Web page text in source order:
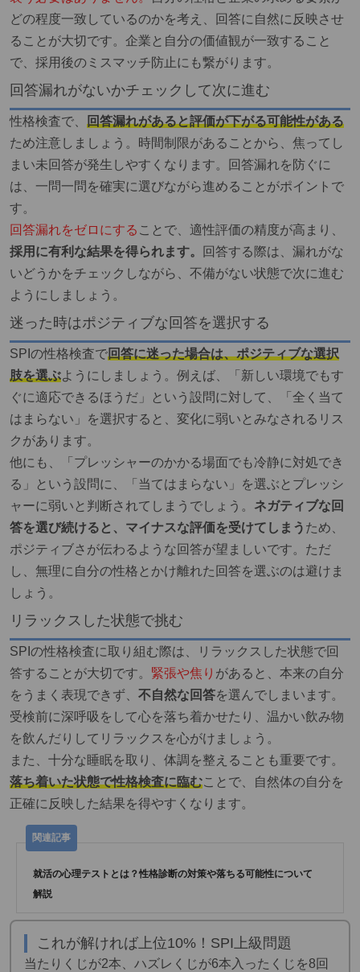
どの程度一致しているのかを考え、回答に自然に反映させ
ることが大切です。企業と自分の価値観が一致すること
で、採用後のミスマッチ防止にも繋がります。
回答漏れがないかチェックして次に進む
性格検査で、 回答漏れがあると評価が下がる可能性がある
ため注意しましょう。時間制限があることから、焦ってし
まい未回答が発生しやすくなります。回答漏れを防ぐに
は、一問一問を確実に選びながら進めることがポイントで
す。
回答漏れをゼロにする ことで、適性評価の精度が高まり、
採用に有利な結果を得られます。
回答する際は、漏れがな
いどうかをチェックしながら、不備がない状態で次に進む
ようにしましょう。
迷った時はポジティブな回答を選択する
SPIの性格検査で回答に迷った場合は、ポジティブな選択
肢を選ぶようにしましょう。例えば、「新しい環境でもす
ぐに適応できるほうだ」という設問に対して、「全く当て
はまらない」を選択すると、変化に弱いとみなされるリス
クがあります。
他にも、「プレッシャーのかかる場面でも冷静に対処でき
る」という設問に、「当てはまらない」を選ぶとプレッシ
ャーに弱いと判断されてしまうでしょう。 ネガティブな回
答を選び続けると、マイナスな評価を受けてしまう ため、
ポジティブさが伝わるような回答が望ましいです。ただ
し、無理に自分の性格とかけ離れた回答を選ぶのは避けま
しょう。
リラックスした状態で挑む
SPIの性格検査に取り組む際は、リラックスした状態で回
答することが大切です。 緊張や焦り があると、本来の自分
をうまく表現できず、 不自然な回答を選んでしまいます。
受検前に深呼吸をして心を落ち着かせたり、温かい飲み物
を飲んだりしてリラックスを心がけましょう。
また、十分な睡眠を取り、体調を整えることも重要です。
落ち着いた状態で性格検査に臨むことで、自然体の自分を
正確に反映した結果を得やすくなります。
就活の心理テストとは？性格診断の対策や落ちる可能性について
解説
これが解ければ上位10%！SPI上級問題
当たりくじが2本、ハズレくじが6本入ったくじを8回